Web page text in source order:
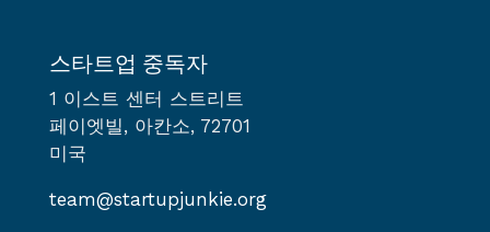
스타트업 중독자
1 이스트 센터 스트리트
페이엣빌, 아칸소, 72701
미국
team@startupjunkie.org